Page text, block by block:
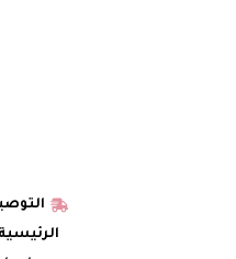
الرئيسية